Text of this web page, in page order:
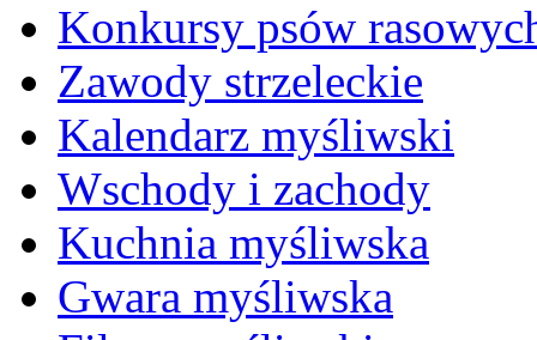
Konkursy psów
Zawody strzeleckie
Kalendarz myśliwski
Wschody i zachody
Kuchnia myśliwska
Gwara myśliwska